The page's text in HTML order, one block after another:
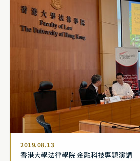
2019.08.13
香港大學法律學院 金融科技專題演講